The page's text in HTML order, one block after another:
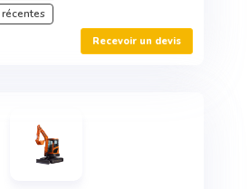
Recevoir un devis